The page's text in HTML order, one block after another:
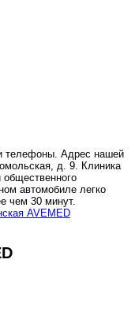
телефоны. Адрес нашей
д. 9. Клиника
общественного
автомобиле легко
чем 30 минут.
AVEMED